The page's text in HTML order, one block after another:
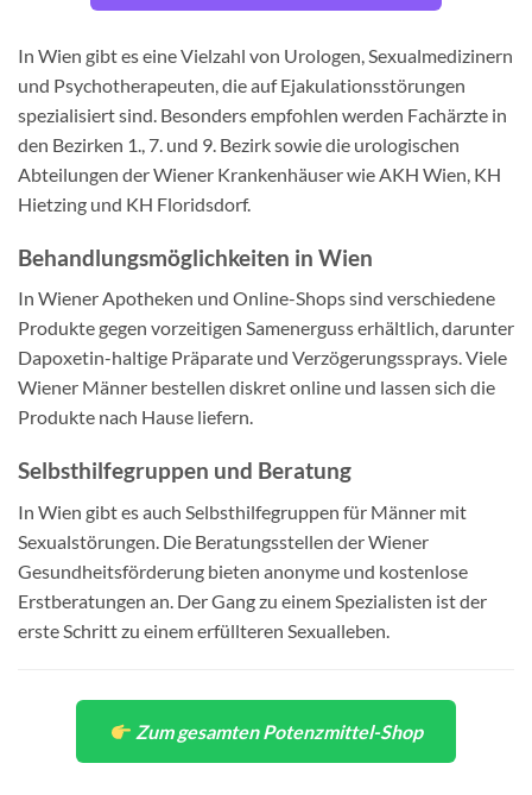
In Wien gibt es eine Vielzahl von Urologen, Sexualmedizinern
und Psychotherapeuten, die auf Ejakulationsstörungen
spezialisiert sind. Besonders empfohlen werden Fachärzte in
den Bezirken 1., 7. und 9. Bezirk sowie die urologischen
Abteilungen der Wiener Krankenhäuser wie AKH Wien, KH
Hietzing und KH Floridsdorf.
Behandlungsmöglichkeiten in Wien
In Wiener Apotheken und Online-Shops sind verschiedene
Produkte gegen vorzeitigen Samenerguss erhältlich, darunter
Dapoxetin-haltige Präparate und Verzögerungssprays. Viele
Wiener Männer bestellen diskret online und lassen sich die
Produkte nach Hause liefern.
Selbsthilfegruppen und Beratung
In Wien gibt es auch Selbsthilfegruppen für Männer mit
Sexualstörungen. Die Beratungsstellen der Wiener
Gesundheitsförderung bieten anonyme und kostenlose
Erstberatungen an. Der Gang zu einem Spezialisten ist der
erste Schritt zu einem erfüllteren Sexualleben.
Zum gesamten Potenzmittel-Shop